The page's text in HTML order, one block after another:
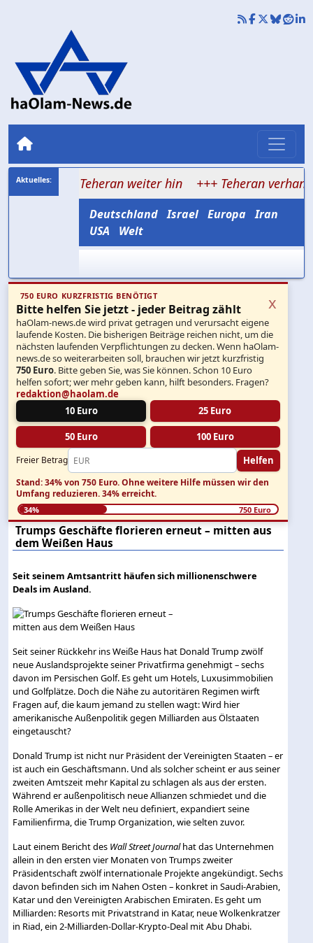
Teheran weiter hin +++ Teheran verhandelt über
Deutschland Israel Europa Iran
USA
Welt
750 EURO KURZFRISTIG BENÖTIGT
Bitte helfen Sie jetzt - jeder Beitrag zählt
haOlam-news.de wird privat getragen und verursacht eigene
laufende Kosten. Die bisherigen Beiträge reichen nicht, um die
nächsten laufenden Verpflichtungen zu decken. Wenn haOlam-
news.de so weiterarbeiten soll, brauchen wir jetzt kurzfristig
750 Euro. Bitte geben Sie, was Sie können. Schon 10 Euro
helfen sofort; wer mehr geben kann, hilft besonders. Fragen?
redaktion@haolam.de
10 Euro
25 Euro
50 Euro 100 Euro
Freier Betrag Helfen
x
Stand: 34% von 750 Euro.Ohne weitere Hilfe müssen wir den
Umfang reduzieren.34% erreicht.
34% 750 Euro
Trumps Geschäfte florieren erneut – mitten aus
dem Weißen Haus
Seit seinem Amtsantritt häufen sich millionenschwere
Deals im Ausland.
Seit seiner Rückkehr ins Weiße Haus hat Donald Trump zwölf
neue Auslandsprojekte seiner Privatfirma genehmigt – sechs
davon im Persischen Golf. Es geht um Hotels, Luxusimmobilien
und Golfplätze. Doch die Nähe zu autoritären Regimen wirft
Fragen auf, die kaum jemand zu stellen wagt: Wird hier
amerikanische Außenpolitik gegen Milliarden aus Ölstaaten
eingetauscht?
Donald Trump ist nicht nur Präsident der Vereinigten Staaten – er
ist auch ein Geschäftsmann. Und als solcher scheint er aus seiner
zweiten Amtszeit mehr Kapital zu schlagen als aus der ersten.
Während er außenpolitisch neue Allianzen schmiedet und die
Rolle Amerikas in der Welt neu definiert, expandiert seine
Familienfirma, die Trump Organization, wie selten zuvor.
Laut einem Bericht des Wall Street Journalhat das Unternehmen
allein in den ersten vier Monaten von Trumps zweiter
Präsidentschaft zwölf internationale Projekte angekündigt. Sechs
davon befinden sich im Nahen Osten – konkret in Saudi-Arabien,
Katar und den Vereinigten Arabischen Emiraten. Es geht um
Milliarden: Resorts mit Privatstrand in Katar, neue Wolkenkratzer
in Riad, ein 2-Milliarden-Dollar-Krypto-Deal mit Abu Dhabi.